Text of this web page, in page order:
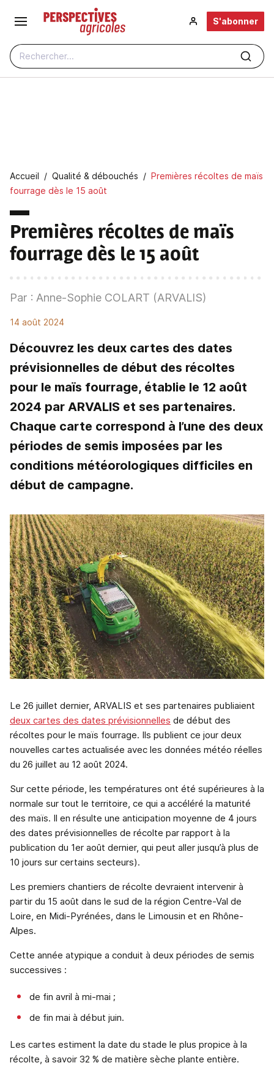
Aller au contenu principal
Rechercher...
S'abonner
Fil d'Ariane
Accueil Qualité & débouchés
Premières récoltes de maïs
fourrage dès le 15 août
Premières récoltes de maïs
fourrage dès le 15 août
Par : Anne-Sophie COLART (ARVALIS)
14 août 2024
Découvrez les deux cartes des dates
prévisionnelles de début des récoltes
pour le maïs fourrage, établie le 12 août
2024 par ARVALIS et ses partenaires.
Chaque carte correspond à l’une des deux
périodes de semis imposées par les
conditions météorologiques difficiles en
début de campagne.
Le 26 juillet dernier, ARVALIS et ses partenaires publiaient
deux cartes des dates prévisionnelles de début des
récoltes pour le maïs fourrage. Ils publient ce jour deux
nouvelles cartes actualisée avec les données météo réelles
du 26 juillet au 12 août 2024.
Sur cette période, les températures ont été supérieures à la
normale sur tout le territoire, ce qui a accéléré la maturité
des maïs. Il en résulte une anticipation moyenne de 4 jours
des dates prévisionnelles de récolte par rapport à la
publication du 1er août dernier, qui peut aller jusqu’à plus de
10 jours sur certains secteurs).
Les premiers chantiers de récolte devraient intervenir à
partir du 15 août dans le sud de la région Centre-Val de
Loire, en Midi-Pyrénées, dans le Limousin et en Rhône-
Alpes.
Cette année atypique a conduit à deux périodes de semis
successives :
de fin avril à mi-mai ;
de fin mai à début juin.
Les cartes estiment la date du stade le plus propice à la
récolte, à savoir 32 % de matière sèche plante entière.